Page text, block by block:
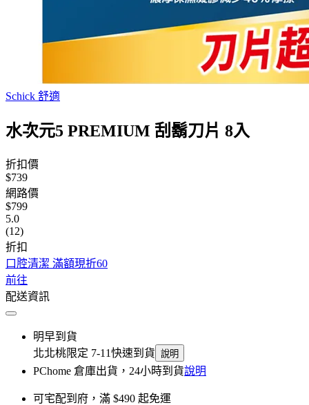
Schick 舒適
水次元5 PREMIUM 刮鬍刀片 8入
折扣價
$739
網路價
$799
5.0
(12)
折扣
口腔清潔 滿額現折60
前往
配送資訊
明早到貨
北北桃限定 7-11快速到貨 說明
PChome 倉庫出貨，24小時到貨說明
可宅配到府，滿 $490 起免運